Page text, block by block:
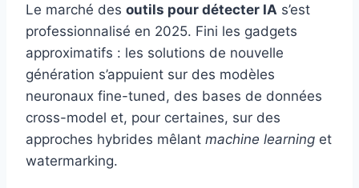
Le marché des outils pour détecter IA s’est
professionnalisé en 2025. Fini les gadgets
approximatifs : les solutions de nouvelle
génération s’appuient sur des modèles
neuronaux fine-tuned, des bases de données
cross-model et, pour certaines, sur des
approches hybrides mêlant machine learning et
watermarking.